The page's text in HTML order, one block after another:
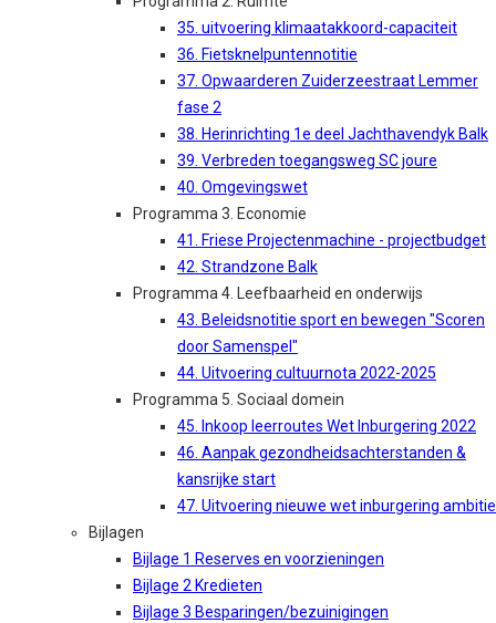
35. uitvoering klimaatakkoord-capaciteit
36. Fietsknelpuntennotitie
37. Opwaarderen Zuiderzeestraat Lemmer
fase 2
38. Herinrichting 1e deel Jachthavendyk Balk
39. Verbreden toegangsweg SC joure
40. Omgevingswet
Programma 3. Economie
41. Friese Projectenmachine - projectbudget
42. Strandzone Balk
Programma 4. Leefbaarheid en onderwijs
43. Beleidsnotitie sport en bewegen "Scoren
door Samenspel"
44. Uitvoering cultuurnota 2022-2025
Programma 5. Sociaal domein
45. Inkoop leerroutes Wet Inburgering 2022
46. Aanpak gezondheidsachterstanden &
kansrijke start
47. Uitvoering nieuwe wet inburgering ambitie
Bijlagen
Bijlage 1 Reserves en voorzieningen
Bijlage 2 Kredieten
Bijlage 3 Besparingen/bezuinigingen